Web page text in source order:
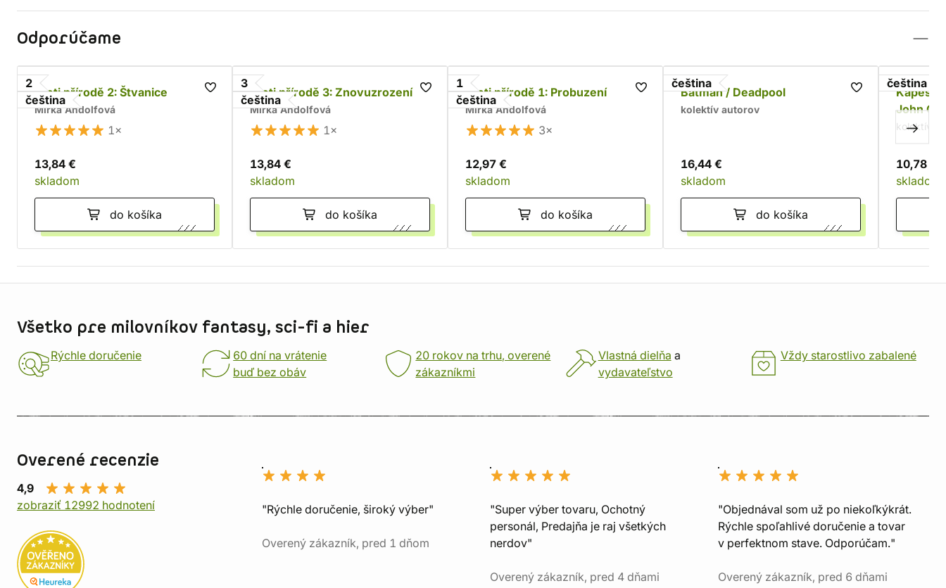
Odporúčame
2
čeština
Proti přírodě 2: Štvanice
Mirka Andolfová
1×
13,84 €
skladom
do košíka
3
čeština
Proti přírodě 3: Znovuzrození
Mirka Andolfová
1×
13,84 €
skladom
do košíka
1
čeština
Proti přírodě 1: Probuzení
Mirka Andolfová
3×
12,97 €
skladom
do košíka
čeština
Batman / Deadpool
kolektív autorov
16,44 €
skladom
do košíka
čeština
Kapesní
John
kolektív
10,78 €
skladom
Všetko pre milovníkov fantasy, sci-fi a hier
Rýchle doručenie
60 dní na vrátenie
buď bez obáv
20 rokov na trhu, overené
zákazníkmi
Vlastná dielňa a
vydavateľstvo
Vždy starostlivo zabalené
Overené recenzie
4,9
zobraziť 12992 hodnotení
"Rýchle doručenie, široký výber"
Overený zákazník, pred 1 dňom
"Super výber tovaru, Ochotný
personál, Predajňa je raj všetkých
nerdov"
Overený zákazník, pred 4 dňami
"Objednával som už po niekoľkýkrát.
Rýchle spoľahlivé doručenie a tovar
v perfektnom stave. Odporúčam."
Overený zákazník, pred 6 dňami